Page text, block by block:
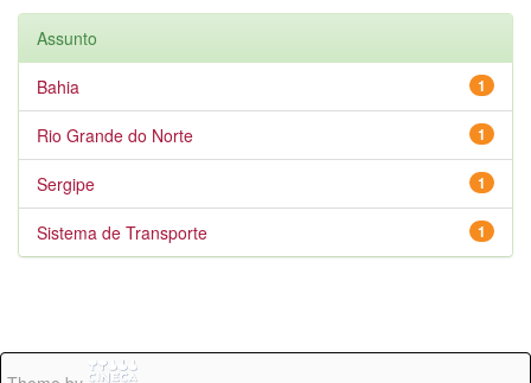
Assunto
1
Bahia
1
Rio Grande do Norte
1
Sergipe
1
Sistema de Transporte